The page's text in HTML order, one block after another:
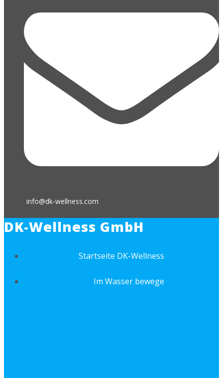
info@dk-wellness.com
DK-Wellness GmbH
Startseite DK-Wellness
Im Wasser bewege